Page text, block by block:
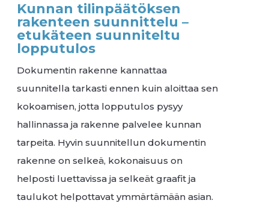
Kunnan tilinpäätöksen
rakenteen suunnittelu –
etukäteen suunniteltu
lopputulos
Dokumentin rakenne kannattaa
suunnitella tarkasti ennen kuin aloittaa sen
kokoamisen, jotta lopputulos pysyy
hallinnassa ja rakenne palvelee kunnan
tarpeita. Hyvin suunnitellun dokumentin
rakenne on selkeä, kokonaisuus on
helposti luettavissa ja selkeät graafit ja
taulukot helpottavat ymmärtämään asian.